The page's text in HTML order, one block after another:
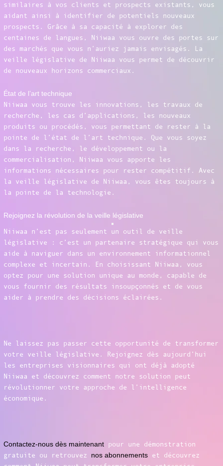
similaires à vos clients et prospects existants, vous
aidant ainsi à identifier de potentiels nouveaux
prospects. Grâce à sa capacité à explorer des
centaines de langues, Niiwaa vous ouvre des portes sur
des marchés que vous n’auriez jamais envisagés. La
veille législative de Niiwaa vous permet de découvrir
de nouveaux horizons commerciaux.
État de l’art technique
Niiwaa vous trouve les innovations, les travaux de
recherche, les cas d’applications, les nouveaux
produits ou procédés, vous permettant de rester à la
pointe de l’état de l’art technique. Que vous soyez
dans la recherche, le développement ou la
commercialisation, Niiwaa vous apporte les
informations nécessaires pour rester compétitif. Avec
la veille législative de Niiwaa, vous êtes toujours à
la pointe de la technologie.
Rejoignez la révolution de la veille législative
Niiwaa n’est pas seulement un outil de veille
législative : c’est un partenaire stratégique qui vous
aide à naviguer dans un environnement informationnel
complexe et incertain. En choisissant Niiwaa, vous
optez pour une solution unique au monde, capable de
vous fournir des résultats insoupçonnés et de vous
aider à prendre des décisions éclairées.
Ne laissez pas passer cette opportunité de transformer
votre veille législative. Rejoignez dès aujourd’hui
les entreprises visionnaires qui ont déjà adopté
Niiwaa et découvrez comment notre solution peut
révolutionner votre approche de l’intelligence
économique.
Contactez-nous dès maintenant pour une démonstration
gratuite ou retrouvez nos abonnements et découvrez